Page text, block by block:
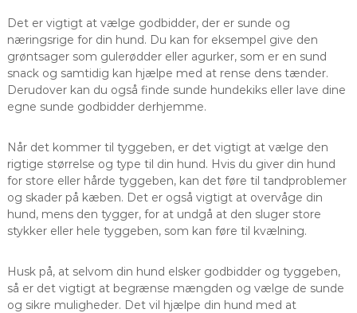
Det er vigtigt at vælge godbidder, der er sunde og
næringsrige for din hund. Du kan for eksempel give den
grøntsager som gulerødder eller agurker, som er en sund
snack og samtidig kan hjælpe med at rense dens tænder.
Derudover kan du også finde sunde hundekiks eller lave dine
egne sunde godbidder derhjemme.
Når det kommer til tyggeben, er det vigtigt at vælge den
rigtige størrelse og type til din hund. Hvis du giver din hund
for store eller hårde tyggeben, kan det føre til tandproblemer
og skader på kæben. Det er også vigtigt at overvåge din
hund, mens den tygger, for at undgå at den sluger store
stykker eller hele tyggeben, som kan føre til kvælning.
Husk på, at selvom din hund elsker godbidder og tyggeben,
så er det vigtigt at begrænse mængden og vælge de sunde
og sikre muligheder. Det vil hjælpe din hund med at